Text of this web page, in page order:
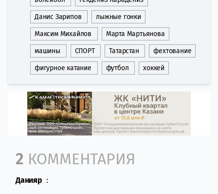
Данис Зарипов лыжные гонки
Максим Михайлов Марта Мартьянова
машины СПОРТ Татарстан фехтование
фигурное катание футбол хоккей
Comment section
2 КОММЕНТАРИЯ
Данияр :